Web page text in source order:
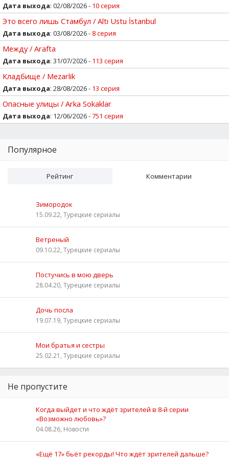
Дата выхода: 02/08/2026 - 10 серия
Это всего лишь Стамбул / Altı Ustu İstanbul
Дата выхода: 03/08/2026 - 8 серия
Между / Arafta
Дата выхода: 31/07/2026 - 113 серия
Кладбище / Mezarlik
Дата выхода: 28/08/2026 - 13 серия
Опасные улицы / Arka Sokaklar
Дата выхода: 12/06/2026 -751 серия
Популярное
Рейтинг Комментарии
Зимородок
15.09.22, Турецкие сериалы
Ветреный
09.10.22, Турецкие сериалы
Постучись в мою дверь
28.04.20, Турецкие сериалы
Дочь посла
19.07.19, Турецкие сериалы
Мои братья и сестры
25.02.21, Турецкие сериалы
Не пропустите
Когда выйдет и что ждёт зрителей в 8-й серии
«Возможно любовь»?
04.08.26, Новости
«Ещё 17» бьёт рекорды! Что ждёт зрителей дальше?